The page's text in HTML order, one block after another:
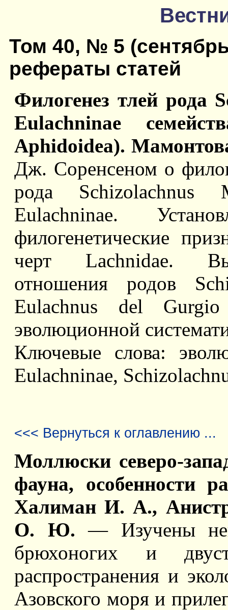
Том 40, № 5
рефераты статей
Филогенез тлей рода
Eulachninae
Aphidoidea).
Дж. Соренсеном о
рода Schizolachnus
Eulachninae.
филогенетические
черт Lachnidae.
отношения родов
Eulachnus del
эволюционной
Ключевые слова:
Eulachninae,
<<< Вернуться к оглавлению ...
Моллюски северо-
фауна, особенности
Халиман И. А.,
О. Ю. — Изучены
брюхоногих и
распространения и
Азовского моря и